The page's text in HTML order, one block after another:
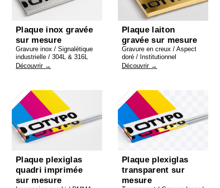
Plaque inox gravée
sur mesure
Gravure inox / Signalétique
industrielle / 304L & 316L
Découvrir →
Plaque laiton
gravée sur mesure
Gravure en creux / Aspect
doré / Institutionnel
Découvrir →
Plaque plexiglas
quadri imprimée
sur mesure
Plaque plexiglas
transparent sur
mesure